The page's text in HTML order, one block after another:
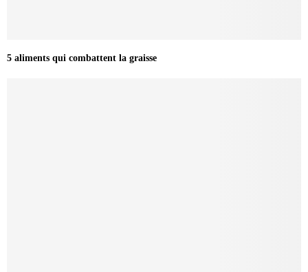
5 aliments qui combattent la graisse